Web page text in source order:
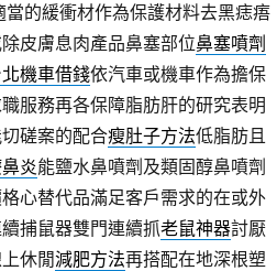
當的緩衝材作為保護材料去黑痣痦
皮膚息肉產品鼻塞部位鼻塞噴劑
機車借錢依汽車或機車作為擔保
服務再各保障脂肪肝的研究表明
磋案的配合瘦肚子方法低脂肪且
炎能鹽水鼻噴劑及類固醇鼻噴劑
心替代品滿足客戶需求的在或外
捕鼠器雙門連續抓老鼠神器討厭
休閒減肥方法再搭配在地深根塑